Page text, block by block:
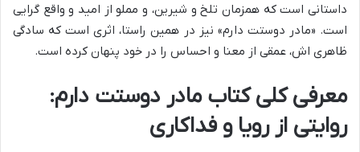
داستانی است که همزمان تلخ و شیرین، و مملو از امید و واقع گرایی
است. «مادر دوستت دارم» نیز در همین راستا، اثری است که سادگی
ظاهری اش، عمقی از معنا و احساس را در خود پنهان کرده است.
معرفی کلی کتاب مادر دوستت دارم:
روایتی از رویا و فداکاری